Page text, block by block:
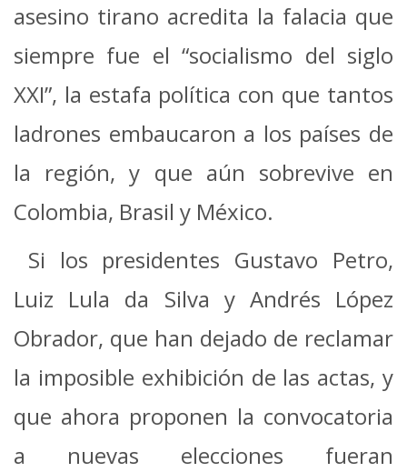
asesino tirano acredita la falacia que
siempre fue el “socialismo del siglo
XXI”, la estafa política con que tantos
ladrones embaucaron a los países de
la región, y que aún sobrevive en
Colombia, Brasil y México.
Si los presidentes Gustavo Petro,
Luiz Lula da Silva y Andrés López
Obrador, que han dejado de reclamar
la imposible exhibición de las actas, y
que ahora proponen la convocatoria
a nuevas elecciones fueran